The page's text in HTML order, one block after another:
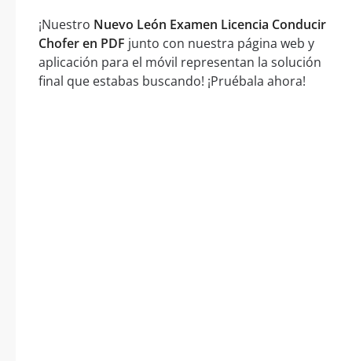
¡Nuestro Nuevo León Examen Licencia Conducir
Chofer en PDF junto con nuestra página web y
aplicación para el móvil representan la solución
final que estabas buscando! ¡Pruébala ahora!